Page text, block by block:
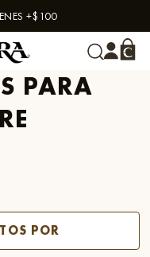
+$100
PARA
POR